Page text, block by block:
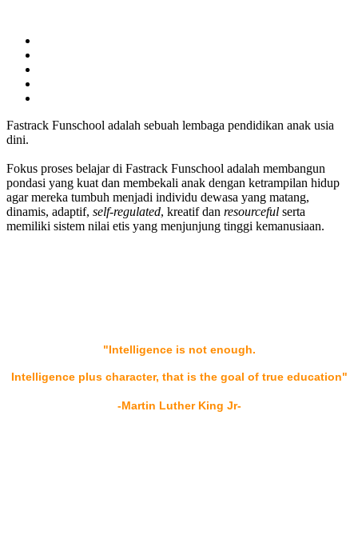
Fastrack Funschool adalah sebuah lembaga pendidikan anak usia
dini.
Fokus proses belajar di Fastrack Funschool adalah membangun
pondasi yang kuat dan membekali anak dengan ketrampilan hidup
agar mereka tumbuh menjadi individu dewasa yang matang,
dinamis, adaptif, self-regulated, kreatif dan resourceful serta
memiliki sistem nilai etis yang menjunjung tinggi kemanusiaan.
"Intelligence is not enough.
Intelligence plus character, that is the goal of true education"
-Martin Luther King Jr-